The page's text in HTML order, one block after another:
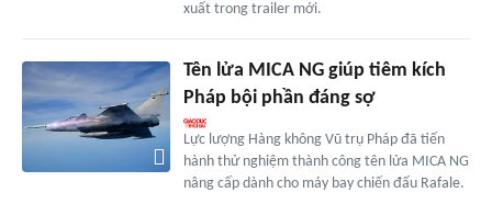
xuất trong trailer mới.
Tên lửa MICA NG giúp tiêm kích
Pháp bội phần đáng sợ
Lực lượng Hàng không Vũ trụ Pháp đã tiến
hành thử nghiệm thành công tên lửa MICA NG
nâng cấp dành cho máy bay chiến đấu Rafale.